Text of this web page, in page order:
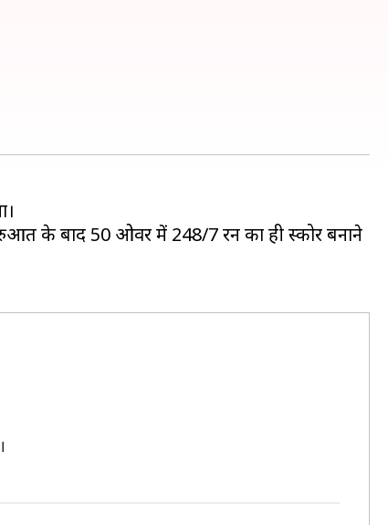
के बाद 50 ओवर में 248/7 रन का ही स्कोर बनाने